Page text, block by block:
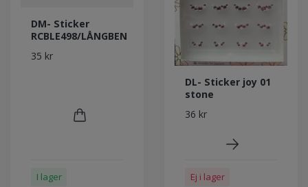
DM- Sticker
RCBLE498/LÅNGBEN
35 kr
I lager
DL- Sticker joy 01
stone
36 kr
Ej i lager